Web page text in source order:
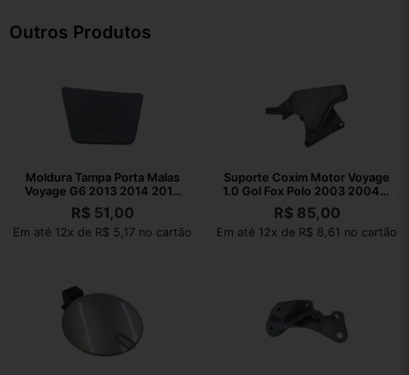
Outros Produtos
Moldura Tampa Porta Malas
Voyage G6 2013 2014 2015
2016
R$51,00
Em até 12x de R$ 5,17 no cartão
Suporte Coxim Motor Voyage
1.0 Gol Fox Polo 2003 2004 A
2021
R$85,00
Em até 12x de R$ 8,61 no cartão